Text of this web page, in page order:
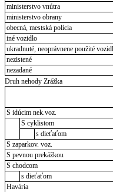
ministerstvo vnútra
ministerstvo obrany
obecná, mestská polícia
iné vozidlo
ukradnuté, neoprávnene použité
nezistené
nezadané
Druh nehody Zrážka
S idúcim nek.voz.
S cyklistom
s dieťaťom
S zaparkov. voz.
S pevnou prekážkou
S chodcom
s dieťaťom
Havária